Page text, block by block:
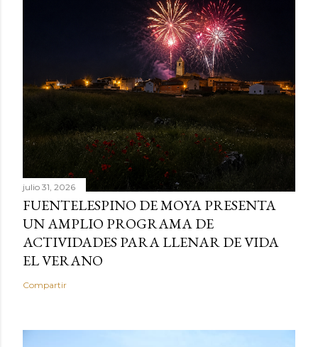
julio 31, 2026
FUENTELESPINO DE MOYA PRESENTA
UN AMPLIO PROGRAMA DE
ACTIVIDADES PARA LLENAR DE VIDA
EL VERANO
Compartir